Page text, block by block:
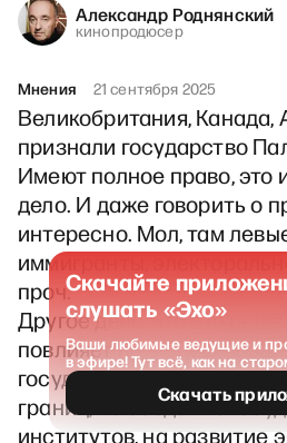
Александр Роднянский
кинопродюсер
Мнения 21 сентября 2025
Великобритания, Канада,
признали государство
Имеют полное право, это
дело. И даже говорить о
интересно. Мол, там
иммигранты,
проч.
Другое дело, что это
повлияет на
государства Палестина.
границ, на создание
институтов, на развитие
Скачайте
слушать «Эхо»
Ваши любимые ведущие и
в эфире! Тут всё, как на
Скачать